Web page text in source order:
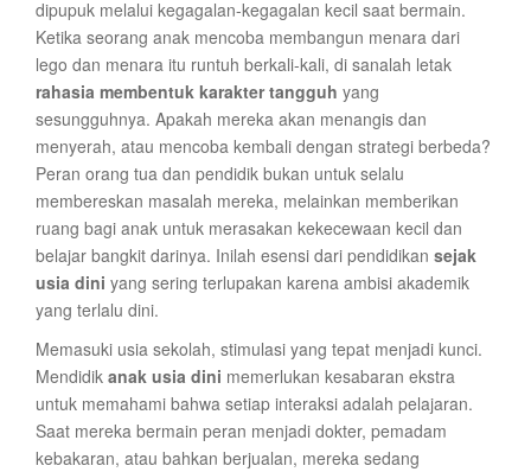
dipupuk melalui kegagalan-kegagalan kecil saat bermain.
Ketika seorang anak mencoba membangun menara dari
lego dan menara itu runtuh berkali-kali, di sanalah letak
rahasia membentuk karakter tangguh yang
sesungguhnya. Apakah mereka akan menangis dan
menyerah, atau mencoba kembali dengan strategi berbeda?
Peran orang tua dan pendidik bukan untuk selalu
membereskan masalah mereka, melainkan memberikan
ruang bagi anak untuk merasakan kekecewaan kecil dan
belajar bangkit darinya. Inilah esensi dari pendidikan sejak
usia dini yang sering terlupakan karena ambisi akademik
yang terlalu dini.
Memasuki usia sekolah, stimulasi yang tepat menjadi kunci.
Mendidik anak usia dini memerlukan kesabaran ekstra
untuk memahami bahwa setiap interaksi adalah pelajaran.
Saat mereka bermain peran menjadi dokter, pemadam
kebakaran, atau bahkan berjualan, mereka sedang